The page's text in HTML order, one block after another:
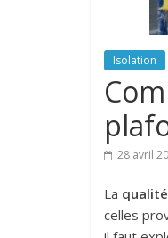
Isolation
28 avril
La
celles